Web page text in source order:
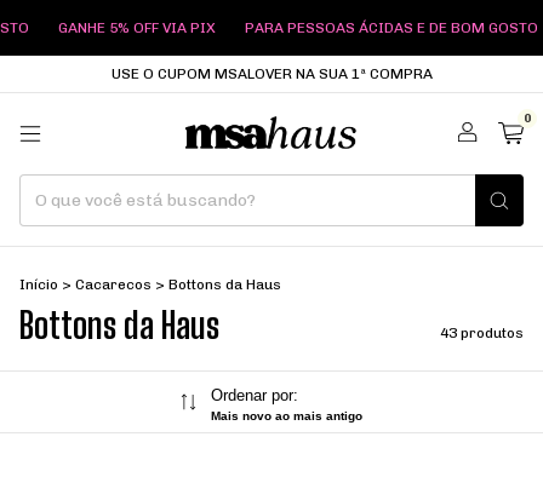
GANHE 5% OFF VIA PIX PARA PESSOAS ÁCIDAS E DE BOM GOSTO
USE O CUPOM MSALOVER NA SUA 1ª COMPRA
0
Início > Cacarecos > Bottons da Haus
Bottons da Haus 43 produtos
Ordenar por:
Mais novo ao mais antigo